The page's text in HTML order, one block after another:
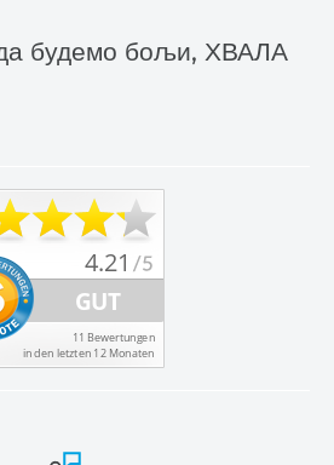
будемо бољи, ХВАЛА